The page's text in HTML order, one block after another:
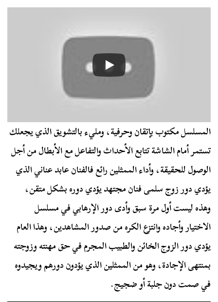
المسلسل مكتوب بإتقان وحرفية، ومليء بالتشويق الذي يجعلك
تستمر أمام الشاشة تتابع الأحداث والتفاعل مع الأبطال من أجل
الوصول للحقيقة، وأداء الممثلين رائع فالفنان عابد عناني الذي
يؤدي دور زوج سلمى فنان مجتهد يؤدي دوره بشكل متقن،
وهذه ليست أول مرة سبق وأدى دور الإرهابي في مسلسل
الاختيار وأجاده وانتزع الكره من صدور المشاهدين، وهذا العام
يؤدي دور الزوج الخائن والطبيب المجرم في حق مهنته وزوجته
بمنتهى الإجادة، وهو من الممثلين الذي يؤدون دورهم ويجيدوه
في صمت دون جلبة أو ضجيج.